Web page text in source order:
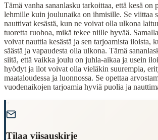
Learning Finnish language through
Finding quotes for speeches or writing
Cultural Context
Language:Finnish (suomi)
Origin:Finland
Period:Traditional folk wisdom
Tämä vanha sananlasku tarkoittaa, että kesä on
lehmille kuin joulunaika on ihmisille. Se viittaa
nauttivat kesästä, kun ne voivat olla ulkona
tuoretta ruohoa, mikä tekee niille hyvää.
voivat nauttia kesästä ja sen tarjoamista iloista,
säästä ja vapaudesta olla ulkona. Tämä
siitä, että vaikka joulu on juhla-aikaa ja usein
hyödyt ja ilot voivat olla vieläkin suurempia,
maataloudessa ja luonnossa. Se opettaa
vuodenaikojen tarjoamia hyviä puolia ja
Tilaa viisauskirje